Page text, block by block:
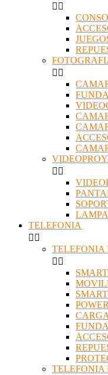
 
 
 
TELEFONIA
 
TELEFONIA
 
TELEFONIA